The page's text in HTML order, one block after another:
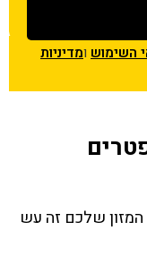
השימוש ומדיניות
שלכם זה עש